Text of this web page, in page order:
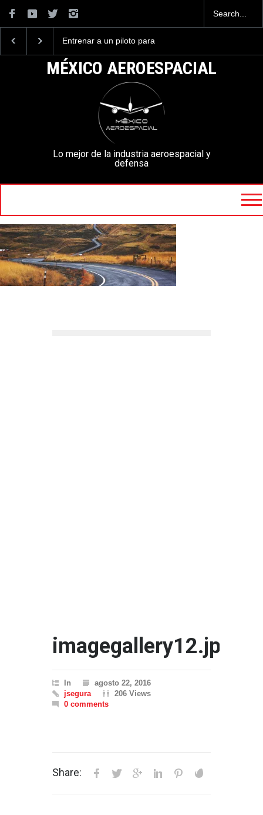
Entrenar a un piloto para
mexicanos cuesta 2.9
millones de dólares
aeropuertos con más
viajeros
México, pero muy
MÉXICO AEROESPACIAL
Lo mejor de la industria aeroespacial y
defensa
imagegallery12.jpg
In
agosto 22, 2016
jsegura
206 Views
0 comments
Share: